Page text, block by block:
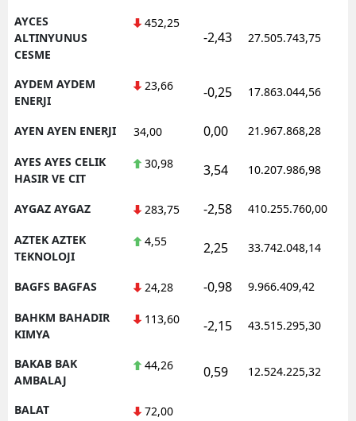
AYCES
ALTINYUNUS
CESME
452,25
-2,43 27.505.743,75
AYDEM AYDEM
ENERJI
23,66 -0,25 17.863.044,56
AYEN AYEN ENERJI 34,00 0,00 21.967.868,28
AYES AYES CELIK
HASIR VE CIT
30,98 3,54 10.207.986,98
AYGAZ AYGAZ 283,75 -2,58 410.255.760,00
AZTEK AZTEK
TEKNOLOJI
4,55 2,25 33.742.048,14
BAGFS BAGFAS 24,28 -0,98 9.966.409,42
BAHKM BAHADIR
KIMYA
113,60 -2,15 43.515.295,30
BAKAB BAK
AMBALAJ
44,26 0,59 12.524.225,32
BALAT
72,00